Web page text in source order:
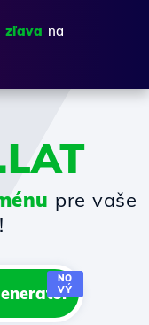
zľava na
pre vaše
NO
VÝ